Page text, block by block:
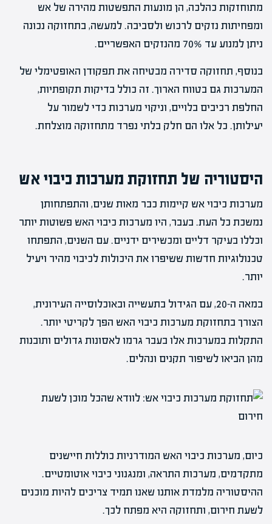
מתוחזקות כהלכה, הן מונעות התפשטות מהירה של אש
ומפחיתות נזקים לרכוש ולסביבה. למעשה, בתחזוקה נכונה
ניתן למנוע עד 70% מהנזקים האפשריים.
בנוסף, תחזוקה סדירה מבטיחה את תפקודן האופטימלי של
המערכות גם בטווח הארוך. זה כולל בדיקות תקופתיות,
החלפת רכיבים בלויים, וניקוי מערכות כדי לשמור על
יעילותן. כל אלו הם חלק בלתי נפרד מתחזוקה מוצלחת.
היסטוריה של תחזוקת מערכות כיבוי אש
מערכות כיבוי אש קיימות כבר מאות שנים, והתפתחותן
נמשכת כל העת. בעבר, היו מערכות כיבוי האש פשוטות יותר
וכללו בעיקר דליים ומכשירים ידניים. עם השנים, התפתחו
טכנולוגיות חדשות ששיפרו את היכולות לכיבוי מהיר ויעיל
יותר.
במאה ה-20, עם הגידול בתעשייה ובאוכלוסייה העירונית,
הצורך בתחזוקת מערכות כיבוי האש הפך לקריטי יותר.
התקלות במערכות אלו בעבר גרמו לאסונות גדולים ותובנות
מהן הביאו לשיפור תקנים ונהלים.
כיום, מערכות כיבוי האש המודרניות כוללות חיישנים
מתקדמים, מערכות התראה, ומנגנוני כיבוי אוטומטיים.
ההיסטוריה מלמדת אותנו שאנו תמיד צריכים להיות מוכנים
לשעת חירום, ותחזוקה היא מפתח לכך.